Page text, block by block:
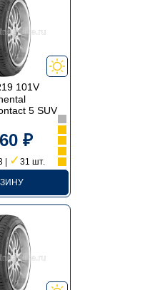
101V
5 SUV
₽
| ✓ 31 шт.